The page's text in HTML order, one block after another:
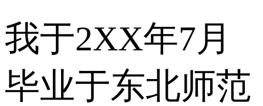
我于2XX年7月
毕业于东北师范